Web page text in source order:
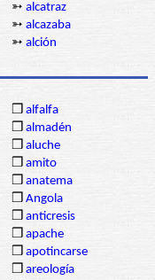
➳ alcatraz
➳ alcazaba
➳ alción
❒ alfalfa
❒ almadén
❒ aluche
❒ amito
❒ anatema
❒ Angola
❒ anticresis
❒ apache
❒ apotincarse
❒ areología